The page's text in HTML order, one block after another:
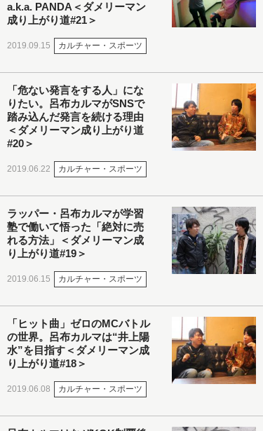
a.k.a. PANDA＜ダメリーマン
成り上がり道#21＞
2019.09.15 カルチャー・スポーツ
「危ない発言をする人」にな
りたい。呂布カルマがSNSで
踏み込んだ発言を続ける理由
＜ダメリーマン成り上がり道
#20＞
2019.06.22 カルチャー・スポーツ
ラッパー・呂布カルマが学習
塾で働いて悟った「絶対に売
れる方法」＜ダメリーマン成
り上がり道#19＞
2019.06.15 カルチャー・スポーツ
「ヒット曲」ゼロのMCバトル
の世界。呂布カルマは“井上陽
水”を目指す＜ダメリーマン成
り上がり道#18＞
2019.06.08 カルチャー・スポーツ